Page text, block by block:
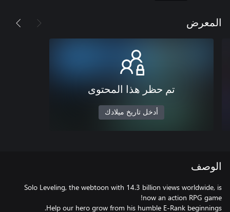
المعرض
تم حظر هذا المحتوى
أدخل تاريخ ميلادك
الوصف
Solo Leveling, the webtoon with 14.3 billion views worldwide, is